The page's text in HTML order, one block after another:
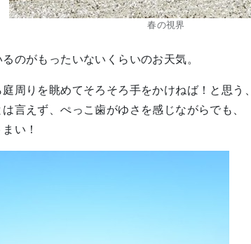
春の視界
のがもったいないくらいのお天気。
周りを眺めてそろそろ手をかけねば！と思う、
言えず、ぺっこ歯がゆさを感じながらでも、
い！